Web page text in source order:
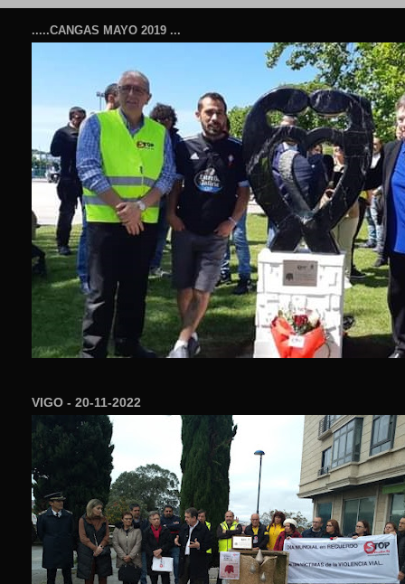
.....CANGAS MAYO 2019 ...
VIGO - 20-11-2022